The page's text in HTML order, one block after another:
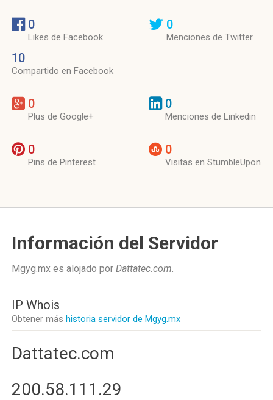
0
Likes de Facebook
10
Compartido en Facebook
0
Menciones de Twitter
0
Plus de Google+
0
Menciones de Linkedin
0
Pins de Pinterest
0
Visitas en StumbleUpon
Información del Servidor
Mgyg.mx es alojado por Dattatec.com.
IP Whois
Obtener más historia servidor de Mgyg.mx
Dattatec.com
200.58.111.29